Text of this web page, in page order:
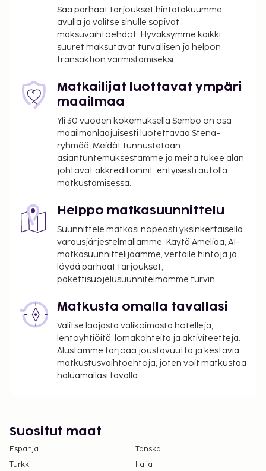
vanhoilta lapsilta.
Tässä on mainittu kaikki majoituspaikan meille
ilmoittamat maksut.
Maksu buffetaamiaisesta: noin 20 EUR aikuisille
ja 20 EUR lapsille
Lemmikit: 10 EUR per lemmikki per yö
Avustajaeläimistä ei veloiteta lisämaksuja
Yllä oleva luettelo ei ehkä kata kaikkea. Maksut ja
takuumaksut eivät välttämättä sisällä veroja, ja ne
saattavat muuttua.
Kansallisten määräysten vuoksi käteismaksut
tässä majoituspaikassa. Saat lisätietoja asiasta
ottamalla yhteyttä majoituspaikkaan
varausvahvistuksessa olevien tietojen avulla.
Hierontapalvelut ja kylpylähoidot tulee varata
etukäteen. Varauksen voi tehdä ottamalla
majoituspaikkaan yhteyttä ennen saapumista
numeroon.
Yksi korkeintaan 6 vuotta vanha lapsi voi
majoittua ilmaiseksi, kun hän käyttää
vanhemman tai huoltajan huoneessa olevia
sänkyjä.
Asiakkaat voivat järjestää lemmikkiensä
(lemmikeistä veloitetaan lisämaksuja, ja niistä
löytyy lisätietoja lisämaksuja koskevassa
osiossa).
Saa parhaat tarjoukset hintatakuumme
avulla ja valitse sinulle sopivat
maksuvaihtoehdot. Hyväksymme kaikki
suuret maksutavat turvallisen ja helpon
transaktion varmistamiseksi.
Matkailijat luottavat ympäri
maailmaa
Yli 30 vuoden kokemuksella Sembo on osa
maailmanlaajuisesti luotettavaa Stena-
ryhmää. Meidät tunnustetaan
asiantuntemuksestamme ja meitä tukee alan
johtavat akkreditoinnit, erityisesti autolla
matkustamisessa.
Helppo matkasuunnittelu
Suunnittele matkasi nopeasti yksinkertaisella
varausjärjestelmällämme. Käytä Ameliaa, AI-
matkasuunnittelijaamme, vertaile hintoja ja
löydä parhaat tarjoukset,
pakettisuojelusuunnitelmamme turvin.
Matkusta omalla tavallasi
Valitse laajasta valikoimasta hotelleja,
lentoyhtiöitä, lomakohteita ja aktiviteetteja.
Alustamme tarjoaa joustavuutta ja kestäviä
matkustusvaihtoehtoja, joten voit matkustaa
haluamallasi tavalla.
Suositut maat
Espanja
Tanska
Turkki
Italia